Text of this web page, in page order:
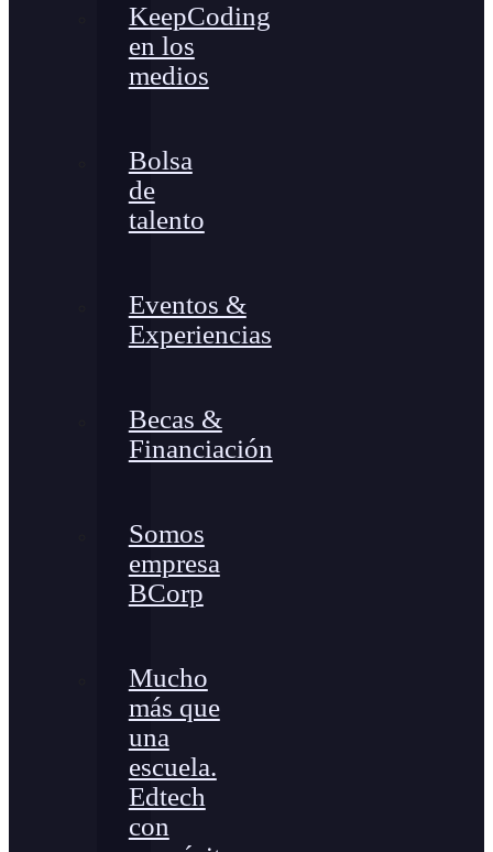
KeepCoding
en los
medios
Bolsa
de
talento
Eventos &
Experiencias
Becas &
Financiación
Somos
empresa
BCorp
Mucho
más que
una
escuela.
Edtech
con